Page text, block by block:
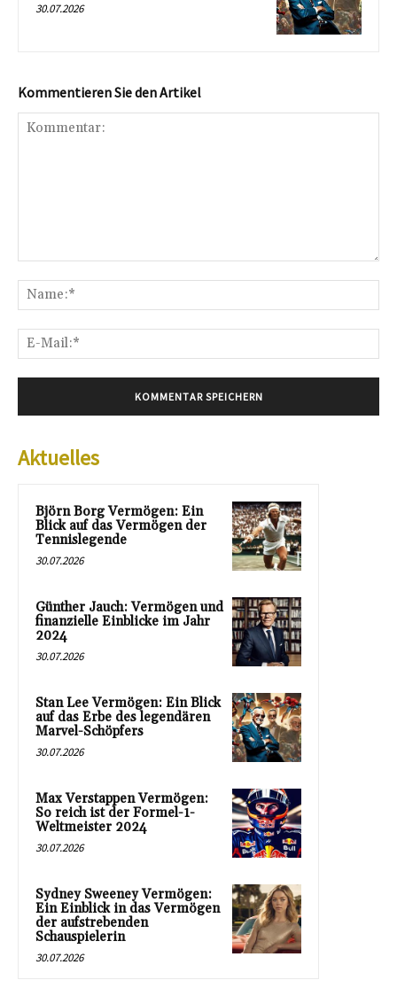
30.07.2026
Kommentieren Sie den Artikel
Aktuelles
Björn Borg Vermögen: Ein
Blick auf das Vermögen der
Tennislegende
30.07.2026
Günther Jauch: Vermögen und
finanzielle Einblicke im Jahr
2024
30.07.2026
Stan Lee Vermögen: Ein Blick
auf das Erbe des legendären
Marvel-Schöpfers
30.07.2026
Max Verstappen Vermögen:
So reich ist der Formel-1-
Weltmeister 2024
30.07.2026
Sydney Sweeney Vermögen:
Ein Einblick in das Vermögen
der aufstrebenden
Schauspielerin
30.07.2026